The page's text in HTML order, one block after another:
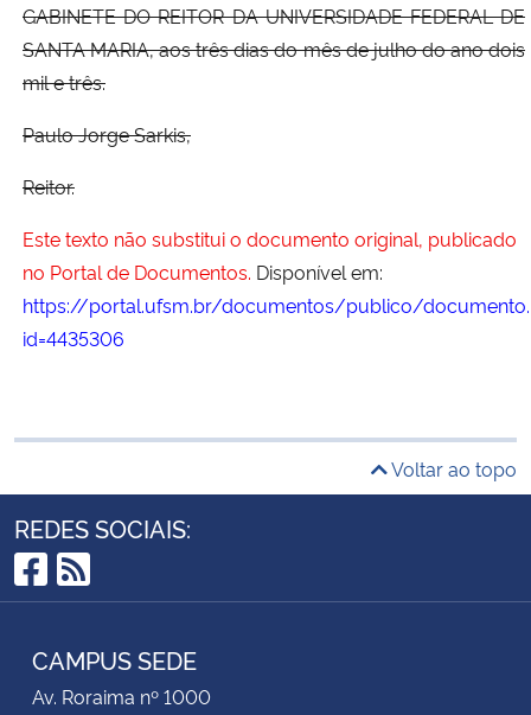
GABINETE DO REITOR DA UNIVERSIDADE FEDERAL DE
SANTA MARIA, aos três dias do mês de julho do ano dois
mil e três.
Paulo Jorge Sarkis,
Reitor.
Este texto não substitui o documento original, publicado
no Portal de Documentos. Disponível em:
https://portal.ufsm.br/documentos/publico/
id=4435306
Voltar ao topo
REDES SOCIAIS:
Facebook
RSS
CAMPUS SEDE
Av. Roraima nº 1000